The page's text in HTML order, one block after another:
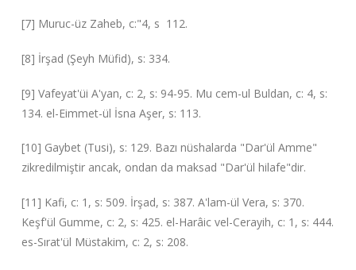
[7] Muruc-üz Zaheb, c:"4, s 112.
[8] İrşad (Şeyh Müfid), s: 334.
[9] Vafeyat'üi A'yan, c: 2, s: 94-95. Mu cem-ul Buldan, c: 4, s:
134. el-Eimmet-ül İsna Aşer, s: 113.
[10] Gaybet (Tusi), s: 129. Bazı nüshalarda "Dar'ül Amme"
zikredil‌miştir ancak, ondan da maksad "Dar'ül hilafe"dir.
[11] Kafi, c: 1, s: 509. İrşad, s: 387. A'lam-ül Vera, s: 370.
Keşf'ül Gumme, c: 2, s: 425. el-Harâic vel-Cerayih, c: 1, s: 444.
es-Sırat'ül Müsta‌kim, c: 2, s: 208.